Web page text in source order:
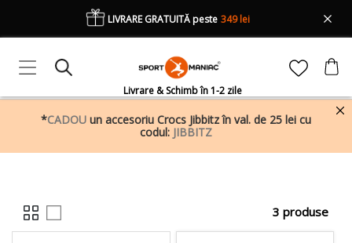
Livrare & Schimb în 1-2 zile
LIVRARE GRATUITĂ peste 349 lei
*CADOU un accesoriu Crocs Jibbitz în val. de 25 lei cu
codul: JIBBITZ
3 produse